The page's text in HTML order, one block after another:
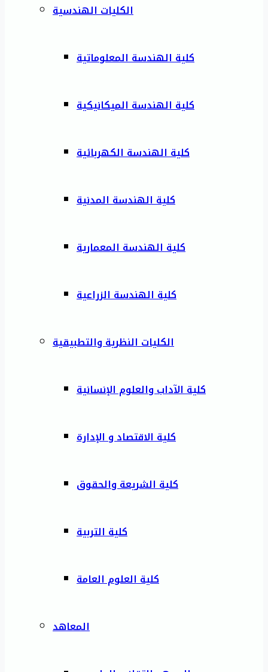
الكليات الهندسية
كلية الهندسة المعلوماتية
كلية الهندسة الميكانيكية
كلية الهندسة الكهربائية
كلية الهندسة المدنية
كلية الهندسة المعمارية
كلية الهندسة الزراعية
الكليات النظرية والتطبيقية
كلية الآداب والعلوم الإنسانية
كلية الاقتصاد و الإدارة
كلية الشريعة والحقوق
كلية التربية
كلية العلوم العامة
المعاهد